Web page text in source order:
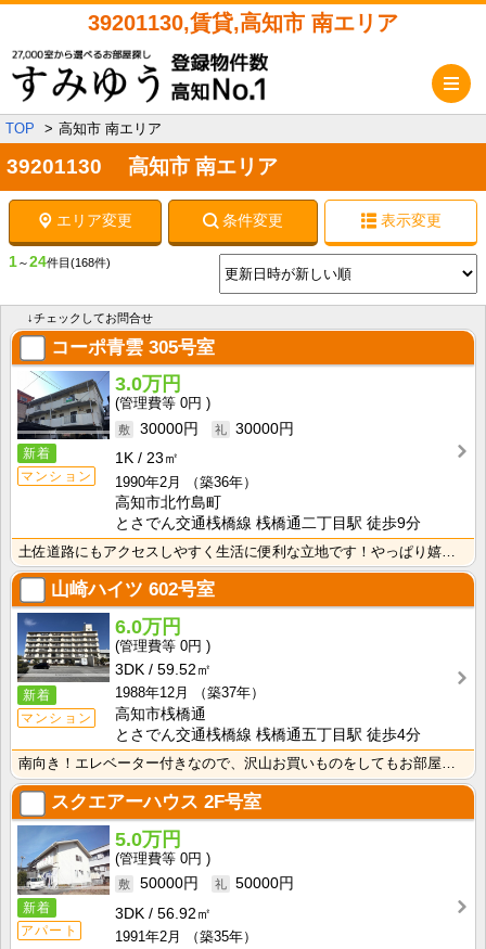
39201130,賃貸,高知市 南エリア
TOP 高知市 南エリア
39201130 高知市 南エリア
エリア変更 条件変更 表示変更
1～24件目 (168件)
↓チェックしてお問合せ
コーポ青雲 305号室
新着
マンション
3.0万円
0円
30000円
30000円
1K
23㎡
1990年2月
（築36年）
高知市北竹島町
とさでん交通桟橋線 桟橋通二丁目駅 徒歩9分
土佐道路にもアクセスしやすく生活に便利な立地です！やっぱり嬉しいバス・トイレセパレート！周辺にスーパ･･･
山崎ハイツ 602号室
新着
マンション
6.0万円
0円
3DK
59.52㎡
1988年12月
（築37年）
高知市桟橋通
とさでん交通桟橋線 桟橋通五丁目駅 徒歩4分
南向き！エレベーター付きなので、沢山お買いものをしてもお部屋まで上がるのがラクですね！
スクエアーハウス 2F号室
新着
アパート
5.0万円
0円
50000円
50000円
3DK
56.92㎡
1991年2月
（築35年）